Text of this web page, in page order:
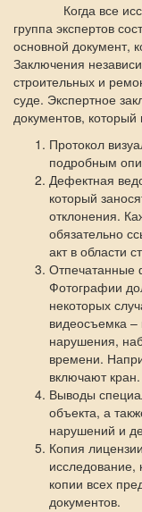
Когда все
группа экспертов
основной документ,
Заключения
строительных и
суде. Экспертное
документов,
Протокол
подробным
Дефектная
который
отклонения.
обязательно
акт в области
Отпечатанные
Фотографии
некоторых
видеосъемка –
нарушения,
времени.
включают кран.
Выводы
объекта, а
нарушений и
Копия
исследование,
копии всех
документов.